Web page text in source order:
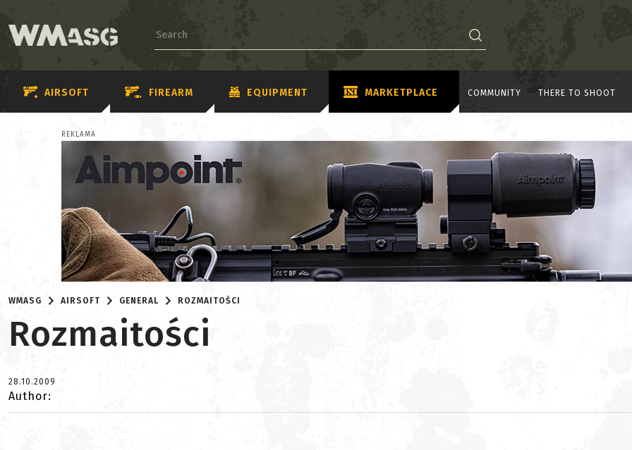
AIRSOFT FIREARM EQUIPMENT MARKETPLACE COMMUNITY THERE TO SHOOT
REKLAMA
WMASG AIRSOFT GENERAL ROZMAITOŚCI
Rozmaitości
28.10.2009
Author: